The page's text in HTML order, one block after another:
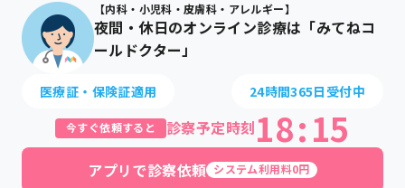
【内科・小児科・皮膚科・アレルギー】
夜間・休日のオンライン診療は「みてねコ
ールドクター」
医療証・保険証適用 24時間365日受付中
今すぐ依頼すると 診察予定時刻18:15
アプリで診察依頼 システム利用料0円